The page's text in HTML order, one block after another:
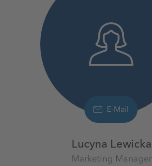
E-Mail
Lucyna Lewicka
Marketing Manager